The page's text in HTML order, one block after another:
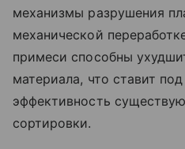
механизмы разрушения
механической
примеси способны
материала, что ставит
эффективность
сортировки.